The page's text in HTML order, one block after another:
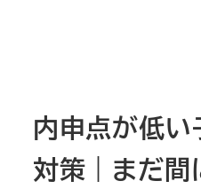
内申点が低
対策｜まだ間